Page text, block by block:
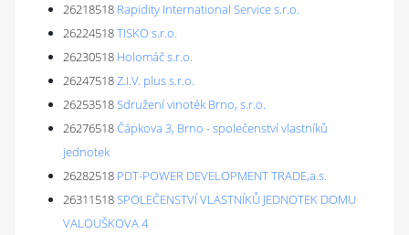
26218518 Rapidity International Service s.r.o.
26224518TISKO s.r.o.
26230518 Holomáč s.r.o.
26247518Z.I.V. plus s.r.o.
26253518Sdružení vinoték Brno, s.r.o.
26276518Čápkova 3, Brno - společenství vlastníků
jednotek
26282518 PDT-POWER DEVELOPMENT TRADE,a.s.
26311518SPOLEČENSTVÍ VLASTNÍKŮ JEDNOTEK DOMU
VALOUŠKOVA 4